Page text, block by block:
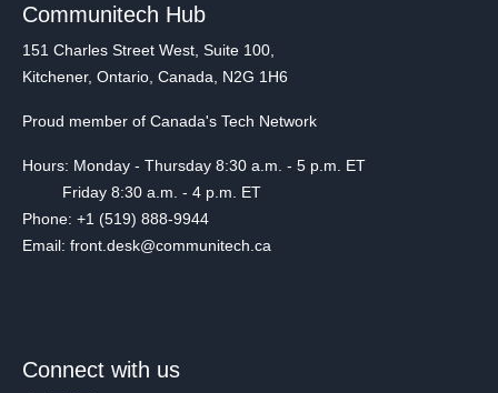
Communitech Hub
151 Charles Street West, Suite 100,
Kitchener, Ontario, Canada, N2G 1H6
Proud member of Canada's Tech Network
Hours: Monday - Thursday 8:30 a.m. - 5 p.m. ET
Friday 8:30 a.m. - 4 p.m. ET
Phone: +1 (519) 888-9944
Email: front.desk@communitech.ca
Connect with us